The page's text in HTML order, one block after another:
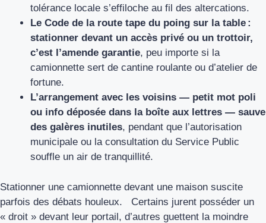
tolérance locale s’effiloche au fil des altercations.
Le Code de la route tape du poing sur la table :
stationner devant un accès privé ou un trottoir,
c’est l’amende garantie, peu importe si la
camionnette sert de cantine roulante ou d’atelier de
fortune.
L’arrangement avec les voisins — petit mot poli
ou info déposée dans la boîte aux lettres — sauve
des galères inutiles, pendant que l’autorisation
municipale ou la consultation du Service Public
souffle un air de tranquillité.
Stationner une camionnette devant une maison suscite
parfois des débats houleux. Certains jurent posséder un
« droit » devant leur portail, d’autres guettent la moindre